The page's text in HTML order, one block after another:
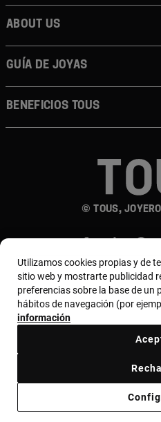
© TOUS,
About us
Guía de joyas
Beneficios TOUS
País y moneda:
Código ético
Utilizamos cookies propias y de
sitio web y mostrarte publicidad
preferencias sobre la base de
hábitos de navegación (por
información